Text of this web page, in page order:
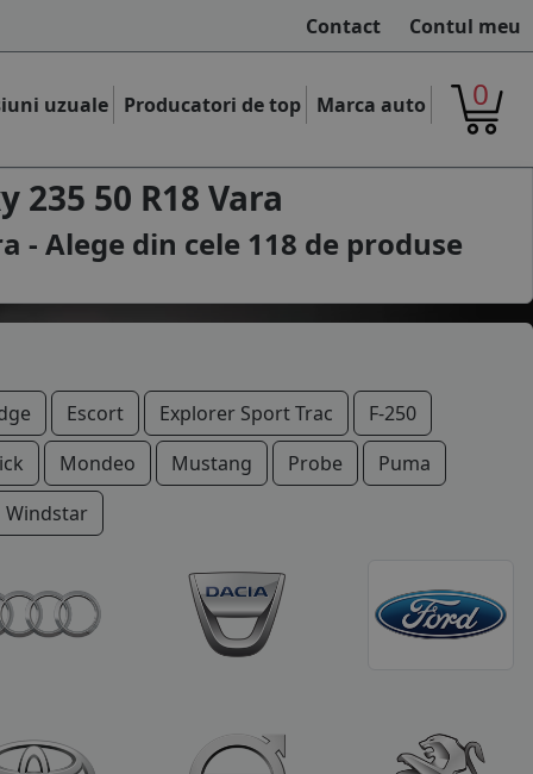
Contact Contul meu
uzuale Producatori de top Marca auto 0
235 50 R18 Vara
- Alege din cele 118 de produse
Escort Explorer Sport Trac
F-250
Mondeo Mustang Probe
Puma
Windstar